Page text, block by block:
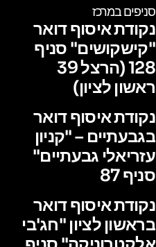
סניפים במרכז
נקודת איסוף דואר
"קישקושים" סניף
128 (הרצל 39
ראשון לציון)
נקודת איסוף דואר
בגבעתיים – "קניון
עזריאלי גבעתיים"
סניף 87
נקודת איסוף דואר
בראשון לציון "חג'בי